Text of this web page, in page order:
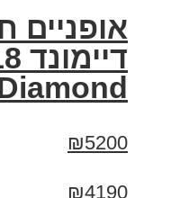
אופניים
₪5200
₪4190